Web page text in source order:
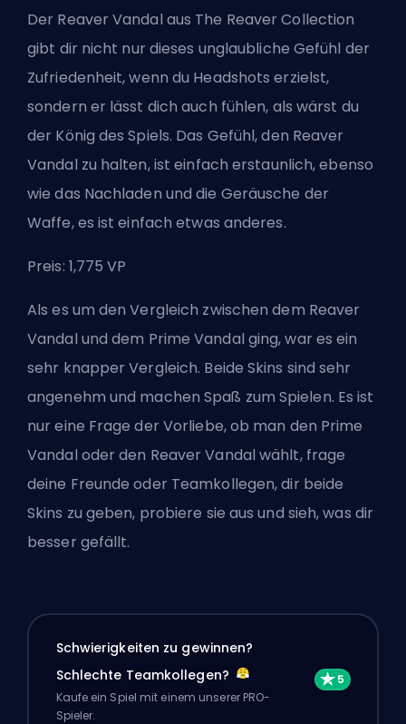
Der Reaver Vandal aus The Reaver Collection
gibt dir nicht nur dieses unglaubliche Gefühl der
Zufriedenheit, wenn du Headshots erzielst,
sondern er lässt dich auch fühlen, als wärst du
der König des Spiels. Das Gefühl, den Reaver
Vandal zu halten, ist einfach erstaunlich, ebenso
wie das Nachladen und die Geräusche der
Waffe, es ist einfach etwas anderes.
Preis: 1,775 VP
Als es um den Vergleich zwischen dem Reaver
Vandal und dem Prime Vandal ging, war es ein
sehr knapper Vergleich. Beide Skins sind sehr
angenehm und machen Spaß zum Spielen. Es ist
nur eine Frage der Vorliebe, ob man den Prime
Vandal oder den Reaver Vandal wählt, frage
deine Freunde oder Teamkollegen, dir beide
Skins zu geben, probiere sie aus und sieh, was dir
besser gefällt.
Schwierigkeiten zu gewinnen?
Schlechte Teamkollegen?
Kaufe ein Spiel mit einem unserer PRO-
Spieler.